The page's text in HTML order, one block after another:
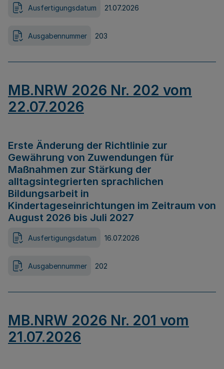
Ausfertigungsdatum 21.07.2026
Ausgabennummer 203
MB.NRW 2026 Nr. 202 vom
22.07.2026
Erste Änderung der Richtlinie zur
Gewährung von Zuwendungen für
Maßnahmen zur Stärkung der
alltagsintegrierten sprachlichen
Bildungsarbeit in
Kindertageseinrichtungen im Zeitraum von
August 2026 bis Juli 2027
Ausfertigungsdatum 16.07.2026
Ausgabennummer 202
MB.NRW 2026 Nr. 201 vom
21.07.2026